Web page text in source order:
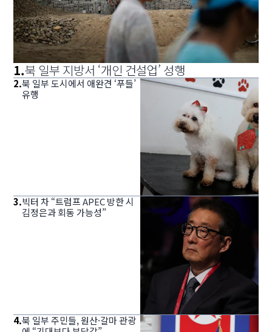
1.북 일부 지방서 ‘개인 건설업’ 성행
2.북 일부 도시에서 애완견 ‘푸들’
유행
3.빅터 차 “트럼프 APEC 방한 시
김정은과 회동 가능성”
4.북 일부 주민들, 원산·갈마 관광